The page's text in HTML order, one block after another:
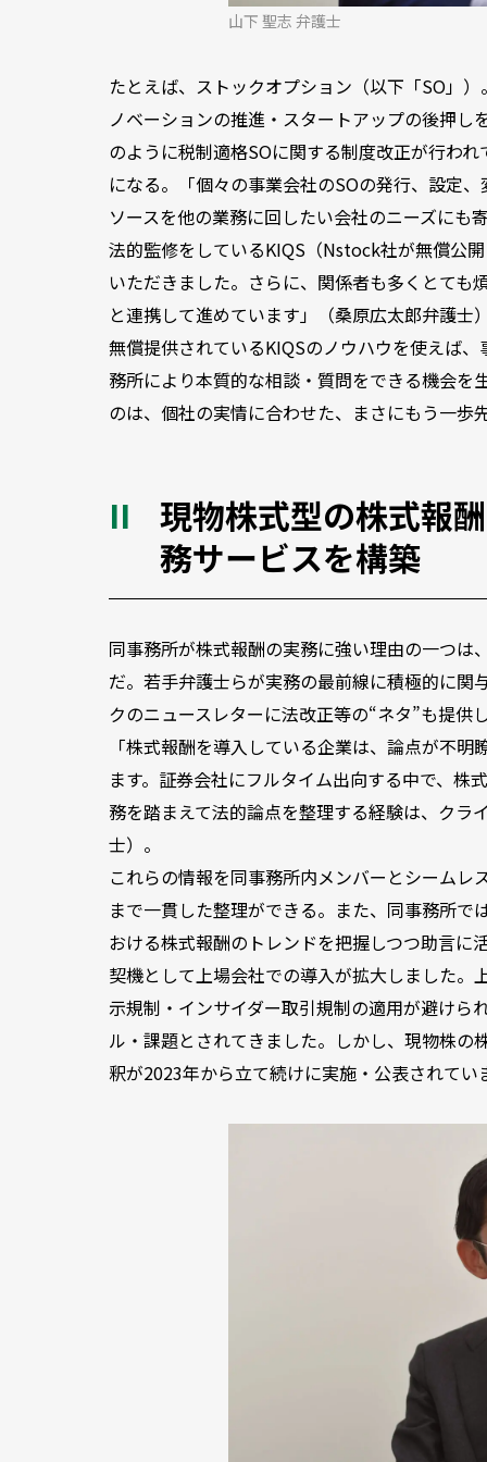
山下 聖志 弁護士
たとえば、ストックオプション（以下「SO」
ノベーションの推進・スタートアップの後押
のように税制適格SOに関する制度改正が行わ
になる。「個々の事業会社のSOの発行、設定
ソースを他の業務に回したい会社のニーズにも
法的監修をしているKIQS（Nstock社が無償公
いただきました。さらに、関係者も多くとて
と連携して進めています」（桑原広太郎弁護士
無償提供されているKIQSのノウハウを使えば
務所により本質的な相談・質問をできる機会
のは、個社の実情に合わせた、まさにもう一歩
現物株式型の株式報
務サービスを構築
同事務所が株式報酬の実務に強い理由の一つ
だ。若手弁護士らが実務の最前線に積極的に
クのニュースレターに法改正等の“ネタ”も提供
「株式報酬を導入している企業は、論点が不
ます。証券会社にフルタイム出向する中で、
務を踏まえて法的論点を整理する経験は、クラ
士）。
これらの情報を同事務所内メンバーとシーム
まで一貫した整理ができる。また、同事務所
おける株式報酬のトレンドを把握しつつ助言
契機として上場会社での導入が拡大しました
示規制・インサイダー取引規制の適用が避けら
ル・課題とされてきました。しかし、現物株
釈が2023年から立て続けに実施・公表されて